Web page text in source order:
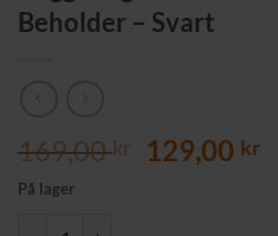
Beholder – Svart
169,00kr 129,00 kr
På lager